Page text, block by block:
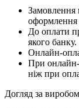
Замовлення
оформлення
До оплати
якого банку.
Онлайн-
При онлайн-
ніж при
Догляд за виробом